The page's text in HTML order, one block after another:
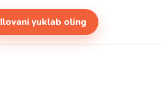
Ilovani yuklab oling